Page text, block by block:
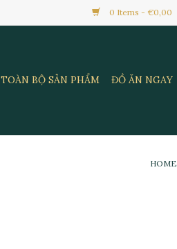
0 Items - €0,00
TOÀN BỘ SẢN PHẨM ĐỒ ĂN NGAY
HOME